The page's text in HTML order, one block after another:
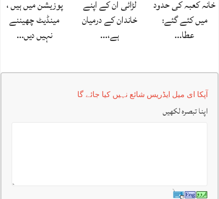
خانہ کعبہ کی حدود
میں کئے گئے:
عطا…
لڑائی ان کے اپنے
خاندان کے درمیان
ہے،…
پوزیشن میں ہیں ،
مینڈیٹ چھیننے
نہیں دیں…
آپکا ای میل ایڈریس شائع نہیں کیا جائے گا
اپنا تبصرہ لکھیں